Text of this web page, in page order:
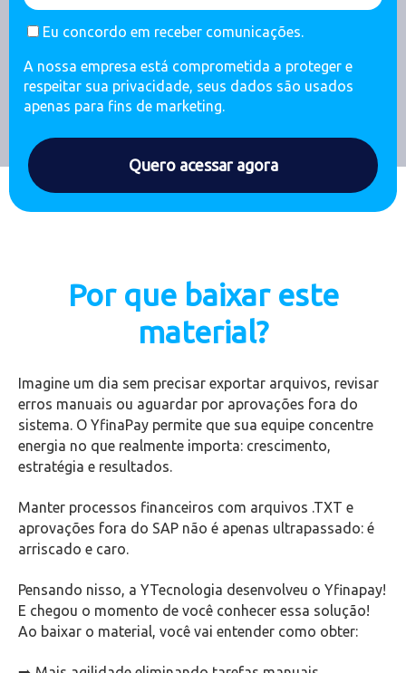
Eu concordo em receber comunicações.
A nossa empresa está comprometida a proteger e
respeitar sua privacidade, seus dados são usados
apenas para fins de marketing.
Quero acessar agora
Por que baixar este
material?
Imagine um dia sem precisar exportar arquivos, revisar
erros manuais ou aguardar por aprovações fora do
sistema. O YfinaPay permite que sua equipe concentre
energia no que realmente importa: crescimento,
estratégia e resultados.
Manter processos financeiros com arquivos .TXT e
aprovações fora do SAP não é apenas ultrapassado: é
arriscado e caro.
Pensando nisso, a YTecnologia desenvolveu o Yfinapay!
E chegou o momento de você conhecer essa solução!
Ao baixar o material, você vai entender como obter: